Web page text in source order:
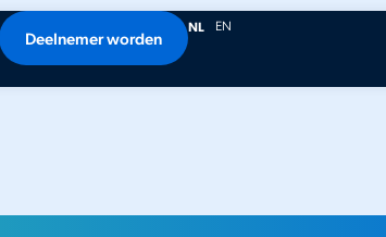
Deelnemer worden
NL EN